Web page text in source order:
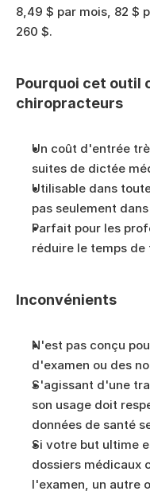
8,49 $ par mois, 82 $
260 $.
Pourquoi cet outil
chiropracteurs
Un coût d'entrée
suites de dictée
Utilisable dans
pas seulement
Parfait pour les
réduire le temps
Inconvénients
N'est pas conçu
d'examen ou des
S'agissant d'une
son usage doit
données de santé
Si votre but ultime
dossiers médicaux
l'examen, un autre